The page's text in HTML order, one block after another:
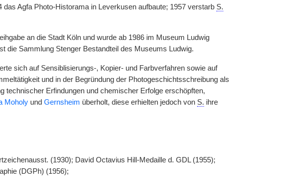
das Agfa Photo-Historama in Leverkusen aufbaute; 1957 verstarb S.
an die Stadt Köln und wurde ab 1986 im Museum Ludwig
die Sammlung Stenger Bestandteil des Museums Ludwig.
sich auf Sensiblisierungs-, Kopier- und Farbverfahren sowie auf
und in der Begründung der Photogeschichtsschreibung als
technischer Erfindungen und chemischer Erfolge erschöpften,
Moholyund Gernsheim überholt, diese erhielten jedoch von S. ihre
(1930); David Octavius Hill-Medaille d. GDL (1955);
(DGPh) (1956);